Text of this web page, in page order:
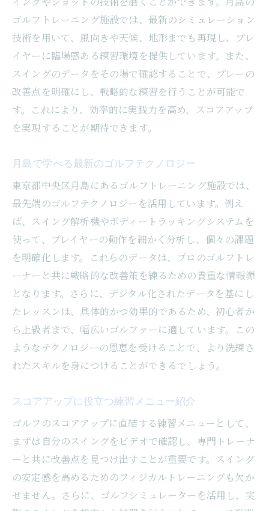
ゴルフトレーニング施設では、最新のシミュレーション
技術を用いて、風向きや天候、地形までも再現し、プレ
イヤーに臨場感ある練習環境を提供しています。また、
スイングのデータをその場で確認することで、プレーの
改善点を明確にし、戦略的な練習を行うことが可能で
す。これにより、効率的に実践力を高め、スコアアップ
を実現することが期待できます。
月島で学べる最新のゴルフテクノロジー
東京都中央区月島にあるゴルフトレーニング施設では、
最先端のゴルフテクノロジーを活用しています。例え
ば、スイング解析機やボディートラッキングシステムを
使って、プレイヤーの動作を細かく分析し、個々の課題
を明確化します。これらのデータは、プロのゴルフトレ
ーナーと共に戦略的な改善策を練るための貴重な情報源
となります。さらに、デジタル化されたデータを基にし
たレッスンは、具体的かつ効果的であるため、初心者か
ら上級者まで、幅広いゴルファーに適しています。この
ようなテクノロジーの恩恵を受けることで、より洗練さ
れたスキルを身につけることができるでしょう。
スコアアップに役立つ練習メニュー紹介
ゴルフのスコアアップに直結する練習メニューとして、
まずは自分のスイングをビデオで確認し、専門トレーナ
ーと共に改善点を見つけ出すことが重要です。スイング
の安定感を高めるためのフィジカルトレーニングも欠か
せません。さらに、ゴルフシミュレーターを活用し、実